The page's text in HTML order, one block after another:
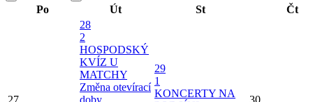
Po
Út St Čt
27
28
2
HOSPODSKÝ
KVÍZ U
MATCHY
Změna otevírací
doby
29
1
KONCERTY NA
30